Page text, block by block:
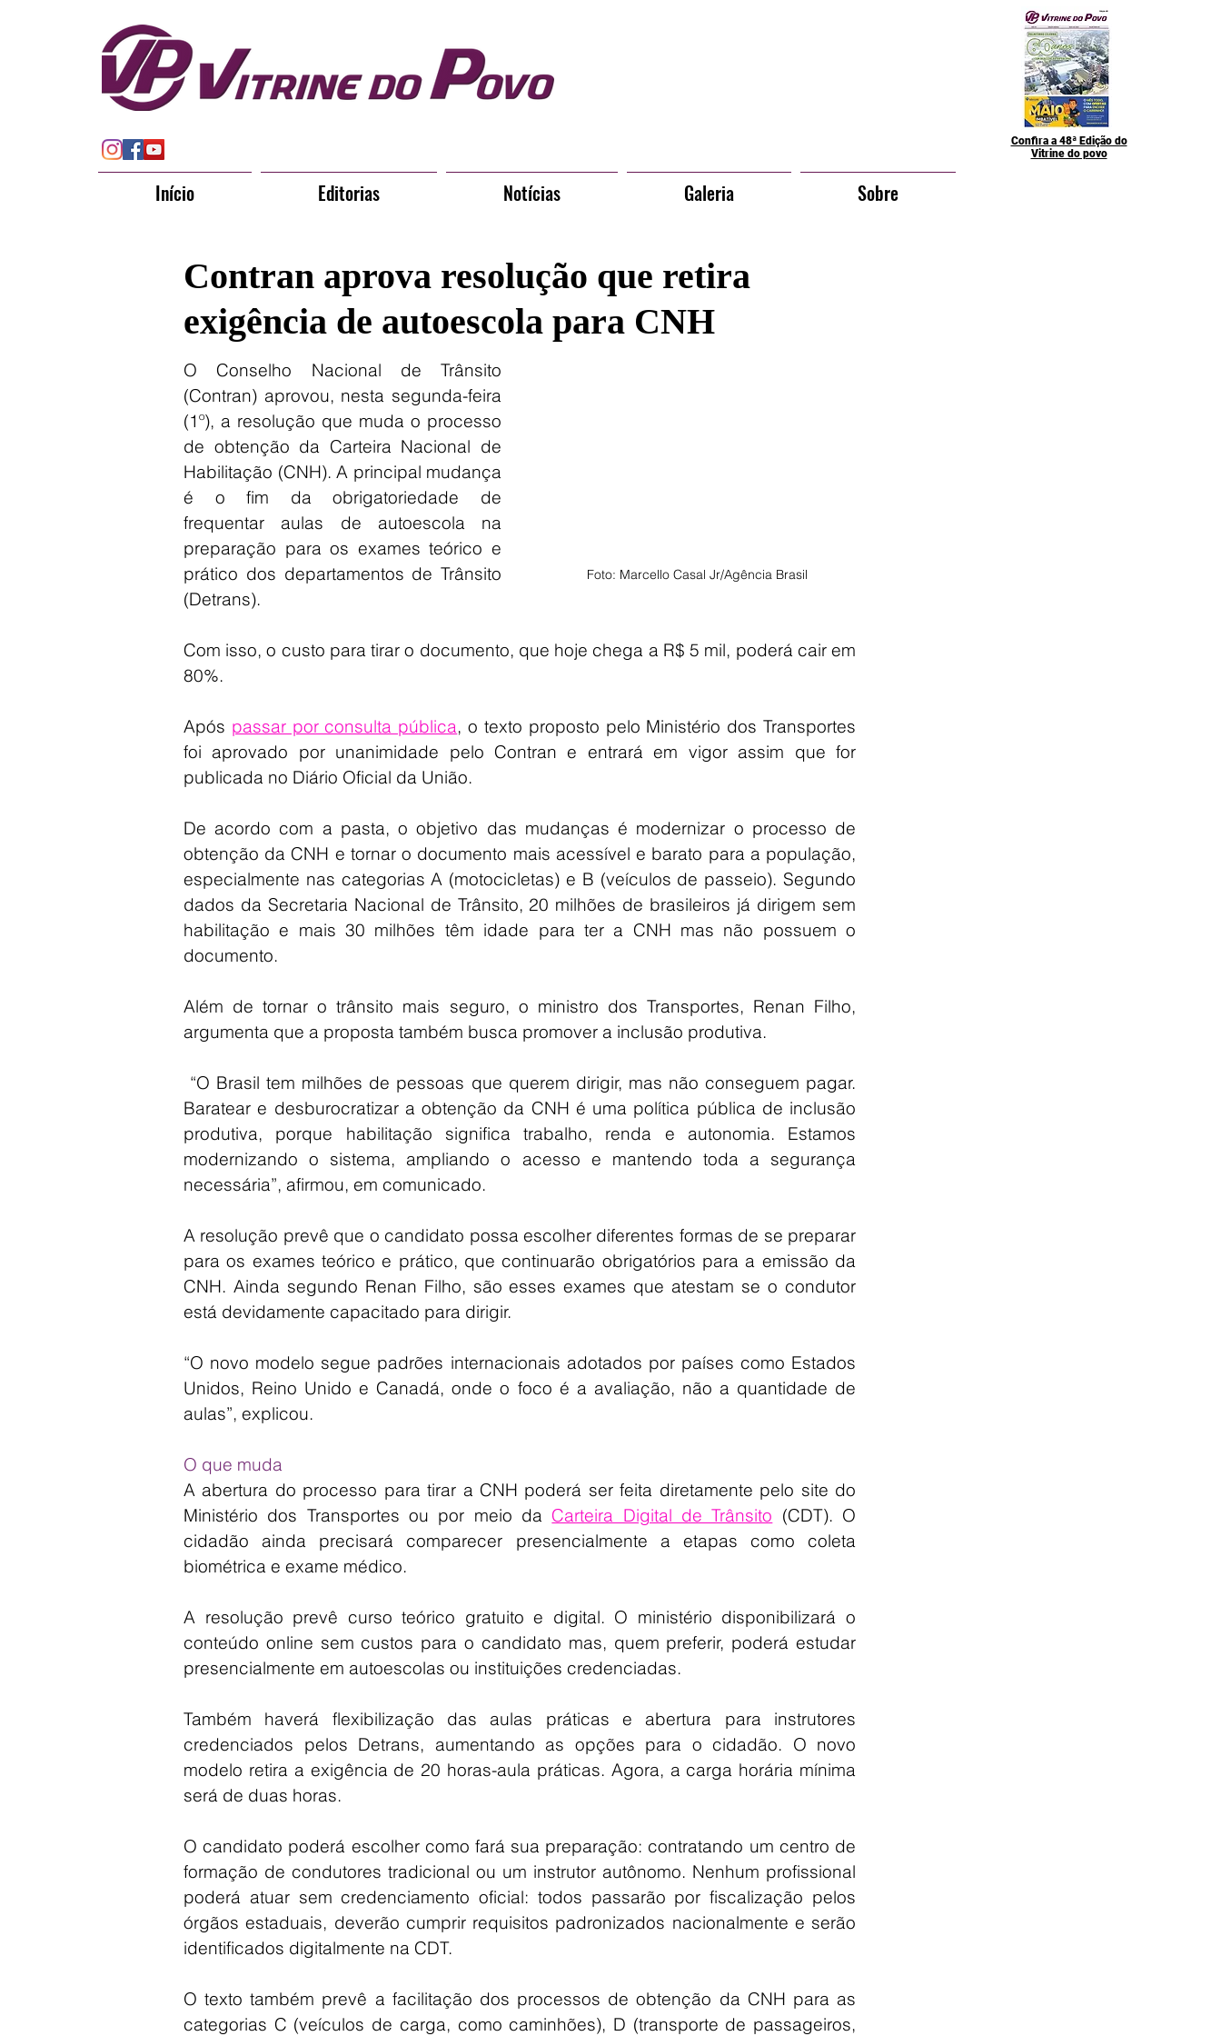
Confira a 48ª Edição do
Vitrine do povo
Contran aprova resolução que retira
exigência de autoescola para CNH
Foto: Marcello Casal Jr/Agência Brasil
O Conselho Nacional de Trânsito
(Contran) aprovou, nesta segunda-feira
(1º), a resolução que muda o processo
de obtenção da Carteira Nacional de
Habilitação (CNH). A principal mudança
é o fim da obrigatoriedade de
frequentar aulas de autoescola na
preparação para os exames teórico e
prático dos departamentos de Trânsito
(Detrans).
Com isso, o custo para tirar o documento, que hoje chega a R$ 5 mil, poderá cair em
80%.
Após passar por consulta pública, o texto proposto pelo Ministério dos Transportes
foi aprovado por unanimidade pelo Contran e entrará em vigor assim que for
publicada no Diário Oficial da União.
De acordo com a pasta, o objetivo das mudanças é modernizar o processo de
obtenção da CNH e tornar o documento mais acessível e barato para a população,
especialmente nas categorias A (motocicletas) e B (veículos de passeio). Segundo
dados da Secretaria Nacional de Trânsito, 20 milhões de brasileiros já dirigem sem
habilitação e mais 30 milhões têm idade para ter a CNH mas não possuem o
documento.
Além de tornar o trânsito mais seguro, o ministro dos Transportes, Renan Filho,
argumenta que a proposta também busca promover a inclusão produtiva.
“O Brasil tem milhões de pessoas que querem dirigir, mas não conseguem pagar.
Baratear e desburocratizar a obtenção da CNH é uma política pública de inclusão
produtiva, porque habilitação significa trabalho, renda e autonomia. Estamos
modernizando o sistema, ampliando o acesso e mantendo toda a segurança
necessária”, afirmou, em comunicado.
A resolução prevê que o candidato possa escolher diferentes formas de se preparar
para os exames teórico e prático, que continuarão obrigatórios para a emissão da
CNH. Ainda segundo Renan Filho, são esses exames que atestam se o condutor
está devidamente capacitado para dirigir.
“O novo modelo segue padrões internacionais adotados por países como Estados
Unidos, Reino Unido e Canadá, onde o foco é a avaliação, não a quantidade de
aulas”, explicou.
O que muda
A abertura do processo para tirar a CNH poderá ser feita diretamente pelo site do
Ministério dos Transportes ou por meio da Carteira Digital de Trânsito (CDT). O
cidadão ainda precisará comparecer presencialmente a etapas como coleta
biométrica e exame médico.
A resolução prevê curso teórico gratuito e digital. O ministério disponibilizará o
conteúdo online sem custos para o candidato mas, quem preferir, poderá estudar
presencialmente em autoescolas ou instituições credenciadas.
Também haverá flexibilização das aulas práticas e abertura para instrutores
credenciados pelos Detrans, aumentando as opções para o cidadão. O novo
modelo retira a exigência de 20 horas-aula práticas. Agora, a carga horária mínima
será de duas horas.
O candidato poderá escolher como fará sua preparação: contratando um centro de
formação de condutores tradicional ou um instrutor autônomo. Nenhum profissional
poderá atuar sem credenciamento oficial: todos passarão por fiscalização pelos
órgãos estaduais, deverão cumprir requisitos padronizados nacionalmente e serão
identificados digitalmente na CDT.
O texto também prevê a facilitação dos processos de obtenção da CNH para as
categorias C (veículos de carga, como caminhões), D (transporte de passageiros,
Início Editorias Notícias Galeria Sobre